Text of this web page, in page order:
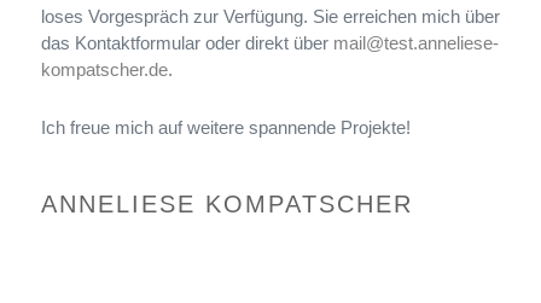
lo­ses Vorgespräch zur Verfügung. Sie errei­chen mich über
das Kontaktformular oder direkt übermail@test.anneliese-
kompatscher.de.
Ich freue mich auf wei­tere span­nende Projekte!
ANNELIESE KOMPATSCHER